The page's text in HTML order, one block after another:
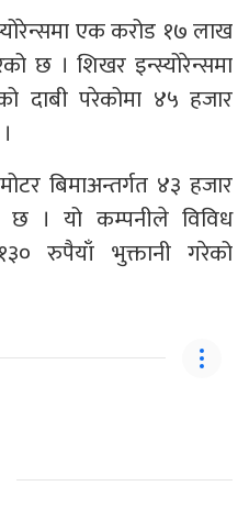
एक करोड १७ लाख
छ । शिखर इन्स्योरेन्समा
दाबी परेकोमा ४५ हजार
बिमाअन्तर्गत ४३ हजार
छ । यो कम्पनीले विविध
रुपैयाँ भुक्तानी गरेको